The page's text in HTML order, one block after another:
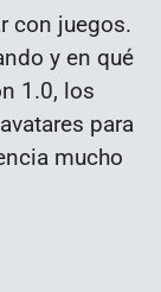
con juegos.
y en qué
1.0, los
para
mucho